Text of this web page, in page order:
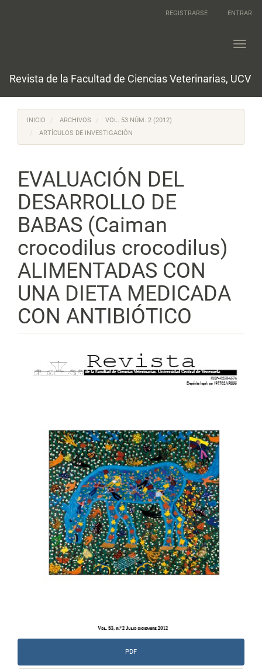
REGISTRARSE ENTRAR
Revista de la Facultad de Ciencias Veterinarias, UCV
INICIO ARCHIVOS
VOL. 53 NÚM. 2 (2012)
ARTÍCULOS DE INVESTIGACIÓN
EVALUACIÓN DEL
DESARROLLO DE
BABAS (Caiman
crocodilus crocodilus)
ALIMENTADAS CON
UNA DIETA MEDICADA
CON ANTIBIÓTICO
lateral
PDF